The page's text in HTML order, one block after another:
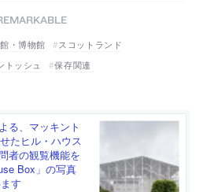
・博物館
スコットランド
トッシュ
保存関連
る、マッキント
たヒル・ハウス
者の観覧機能を
Box」の写真
す